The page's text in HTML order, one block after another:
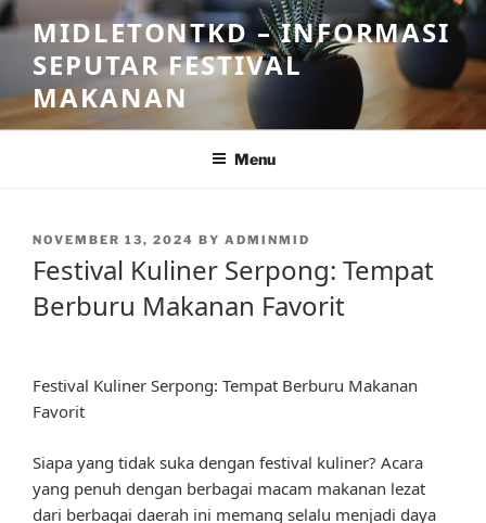
Skip
to
content
MIDLETONTKD – INFORMASI
SEPUTAR FESTIVAL
MAKANAN
Menu
POSTED
NOVEMBER 13, 2024 BY ADMINMID
Festival Kuliner Serpong: Tempat
Berburu Makanan Favorit
Festival Kuliner Serpong: Tempat Berburu Makanan
Favorit
Siapa yang tidak suka dengan festival kuliner? Acara
yang penuh dengan berbagai macam makanan lezat
dari berbagai daerah ini memang selalu menjadi daya